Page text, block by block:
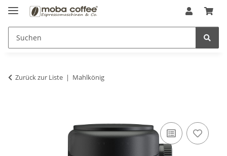
Zurück zur Liste Mahlkönig